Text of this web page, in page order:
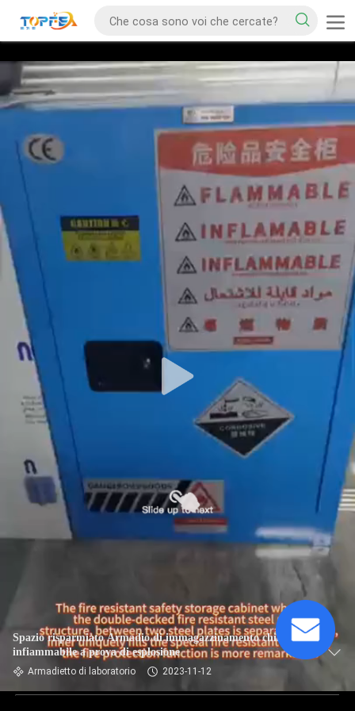
Spazio risparmiato Armadio di immagazzinamento chimico
infiammabile a prova di esplosione
Armadietto di laboratorio 2023-11-12